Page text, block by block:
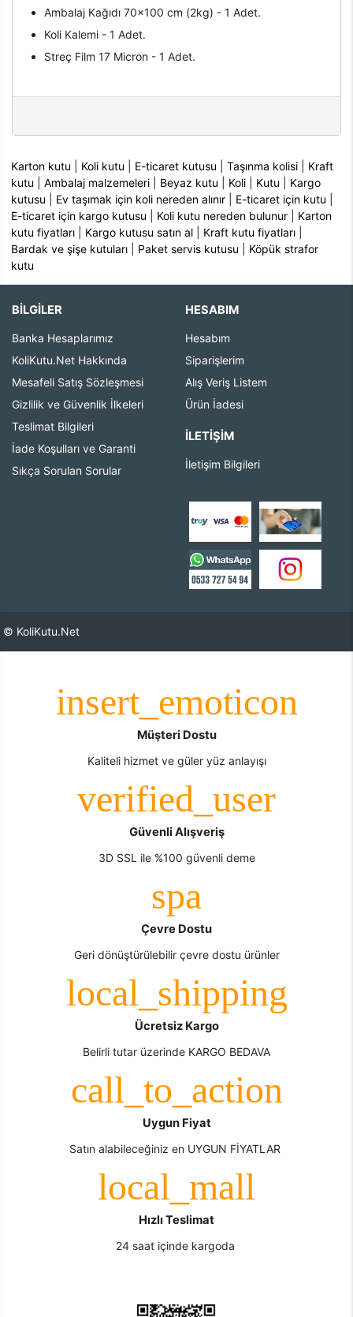
Ambalaj Kağıdı 70x100 cm (2kg) - 1 Adet.
Koli Kalemi - 1 Adet.
Streç Film 17 Micron - 1 Adet.
Karton kutu Koli kutu E-ticaret kutusu |Taşınma kolisi
Kraft
kutu |Ambalaj malzemeleri Beyaz kutu Koli Kutu
Kargo
kutusu
Ev taşımak için koli nereden alınır E-ticaret için kutu
E-ticaret için kargo kutusu
Koli kutu nereden bulunur
Karton
kutu fiyatları
Kargo kutusu satın al Kraft kutu fiyatları
Bardak ve şişe kutuları
Paket servis kutusu
Köpük strafor
kutu
BİLGİLER
Banka Hesaplarımız
KoliKutu.Net Hakkında
Mesafeli Satış Sözleşmesi
Gizlilik ve Güvenlik İlkeleri
Teslimat Bilgileri
İade Koşulları ve Garanti
Sıkça Sorulan Sorular
HESABIM
Hesabım
Siparişlerim
Alış Veriş Listem
Ürün İadesi
İLETIŞIM
İletişim Bilgileri
© KoliKutu.Net
Müşteri Dostu
Kaliteli hizmet ve güler yüz anlayışı
Güvenli Alışveriş
3D SSL ile %100 güvenli deme
Çevre Dostu
Geri dönüştürülebilir çevre dostu ürünler
Ücretsiz Kargo
Belirli tutar üzerinde KARGO BEDAVA
Uygun Fiyat
Satın alabileceğiniz en UYGUN FİYATLAR
Hızlı Teslimat
24 saat içinde kargoda